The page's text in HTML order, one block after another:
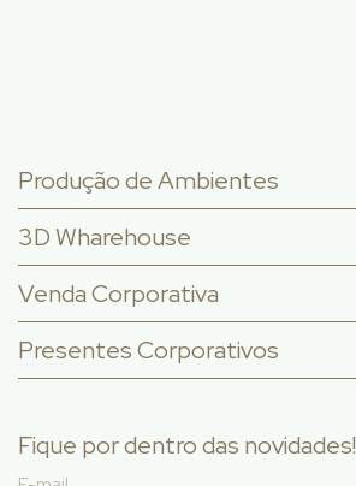
Produção de Ambientes
3D Wharehouse
Venda Corporativa
Presentes Corporativos
Fique por dentro das novidades!